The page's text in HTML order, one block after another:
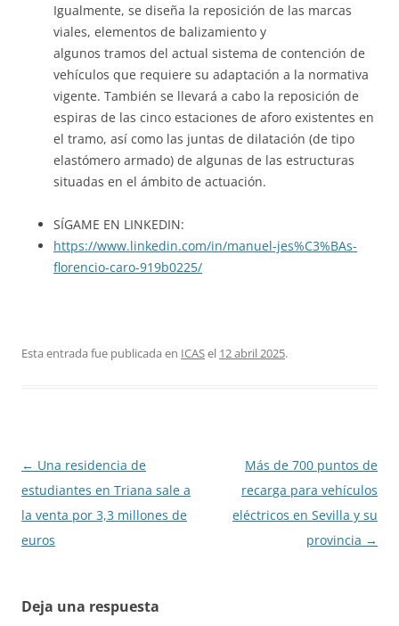
Igualmente, se diseña la reposición de las marcas
viales, elementos de balizamiento y
algunos tramos del actual sistema de contención de
vehículos que requiere su adaptación a la normativa
vigente. También se llevará a cabo la reposición de
espiras de las cinco estaciones de aforo existentes en
el tramo, así como las juntas de dilatación (de tipo
elastómero armado) de algunas de las estructuras
situadas en el ámbito de actuación.
SÍGAME EN LINKEDIN:
https://www.linkedin.com/in/manuel-jes%C3%BAs-
florencio-caro-919b0225/
Esta entrada fue publicada en ICASel 12 abril 2025.
Navegación
de
entradas
← Una residencia de
estudiantes en Triana sale a
la venta por 3,3 millones de
euros
Más de 700 puntos de
recarga para vehículos
eléctricos en Sevilla y su
provincia →
Deja una respuesta